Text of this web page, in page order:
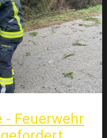
Feuerwehr